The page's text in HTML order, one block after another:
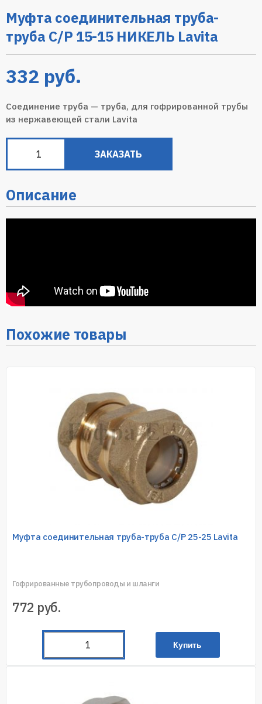
Муфта соединительная труба-
труба C/P 15-15 НИКЕЛЬ Lavita
332 руб.
Соединение труба — труба, для гофрированной трубы
из нержавеющей стали Lavita
ЗАКАЗАТЬ
Описание
Похожие товары
Муфта соединительная труба-труба C/P 25-25 Lavita
Гофрированные трубопроводы и шланги
772 руб.
Купить